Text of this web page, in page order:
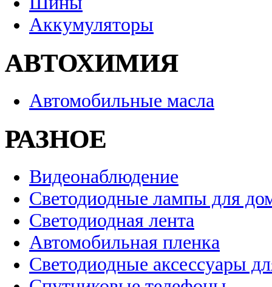
Аккумуляторы
АВТОХИМИЯ
Автомобильные масла
РАЗНОЕ
Видеонаблюдение
Светодиодные лампы для
Светодиодная лента
Автомобильная пленка
Светодиодные аксессуары